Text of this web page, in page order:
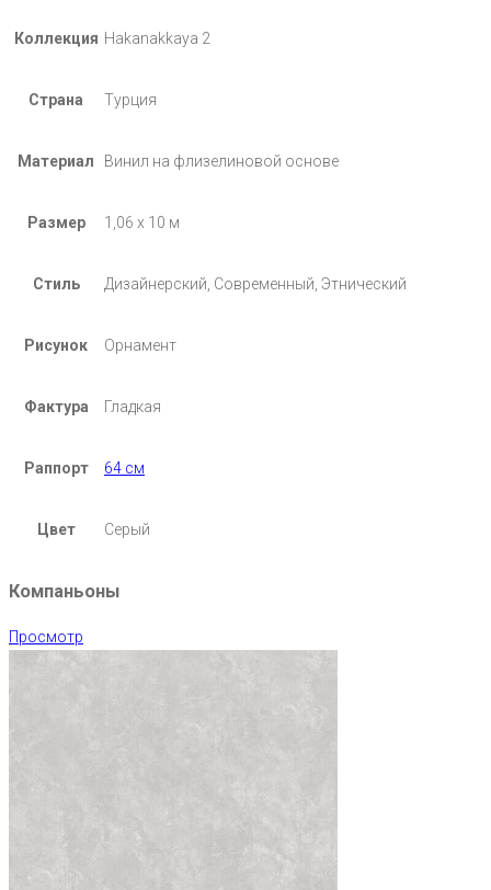
Коллекция Hakanakkaya 2
Страна Турция
Материал Винил на флизелиновой основе
Размер 1,06 х 10 м
Стиль Дизайнерский, Современный, Этнический
Рисунок Орнамент
Фактура Гладкая
Раппорт 64 см
Цвет Серый
Компаньоны
Просмотр